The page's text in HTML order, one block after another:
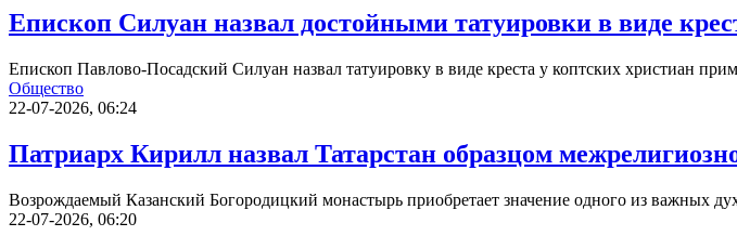
Епископ Силуан назвал достойными татуировки в виде
Епископ Павлово-Посадский Силуан назвал татуировку в виде креста у коптских христиан
Общество
22-07-2026, 06:24
Патриарх Кирилл назвал Татарстан образцом
Возрождаемый Казанский Богородицкий монастырь приобретает значение одного из важных
22-07-2026, 06:20